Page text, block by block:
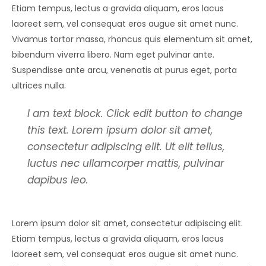
Etiam tempus, lectus a gravida aliquam, eros lacus
laoreet sem, vel consequat eros augue sit amet nunc.
Vivamus tortor massa, rhoncus quis elementum sit amet,
bibendum viverra libero. Nam eget pulvinar ante.
Suspendisse ante arcu, venenatis at purus eget, porta
ultrices nulla.
I am text block. Click edit button to change
this text. Lorem ipsum dolor sit amet,
consectetur adipiscing elit. Ut elit tellus,
luctus nec ullamcorper mattis, pulvinar
dapibus leo.
Lorem ipsum dolor sit amet, consectetur adipiscing elit.
Etiam tempus, lectus a gravida aliquam, eros lacus
laoreet sem, vel consequat eros augue sit amet nunc.